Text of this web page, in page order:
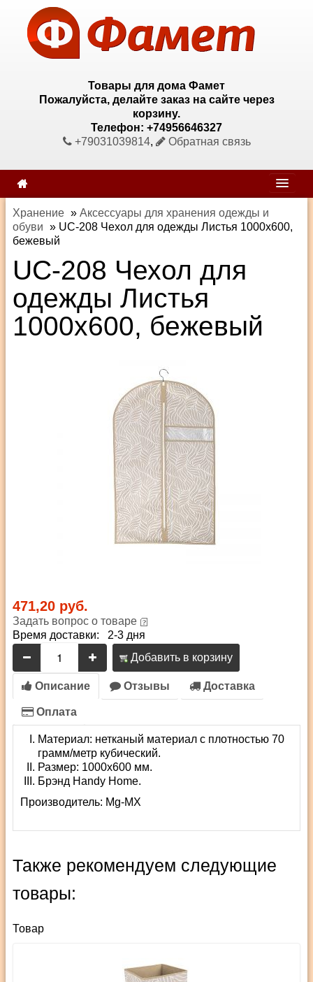
Товары для дома Фамет
Пожалуйста, делайте заказ на сайте через
корзину.
Телефон: +74956646327
+79031039814, Обратная связь
Хранение » Аксессуары для хранения одежды и
обуви » UC-208 Чехол для одежды Листья 1000х600,
бежевый
UC-208 Чехол для
одежды Листья
1000х600, бежевый
471,20 руб.
Задать вопрос о товаре
Время доставки: 2-3 дня
Добавить в корзину
Описание Отзывы Доставка
Оплата
Материал: нетканый материал с плотностью 70
грамм/метр кубический.
Размер: 1000х600 мм.
Брэнд Handy Home.
Производитель: Mg-MX
Также рекомендуем следующие
товары:
Товар